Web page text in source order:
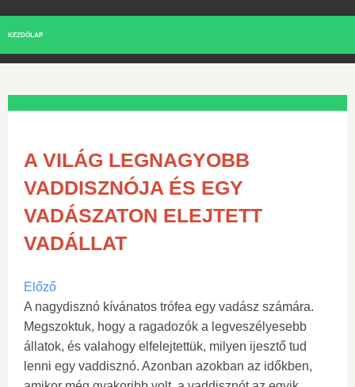
KEZDŐLAP
A VILÁG LEGNAGYOBB
VADDISZNÓJA ÉS EGY
VADÁSZATON ELEJTETT
VADÁLLAT
Előző
A nagydisznó kívánatos trófea egy vadász számára.
Megszoktuk, hogy a ragadozók a legveszélyesebb
állatok, és valahogy elfelejtettük, milyen ijesztő tud
lenni egy vaddisznó. Azonban azokban az időkben,